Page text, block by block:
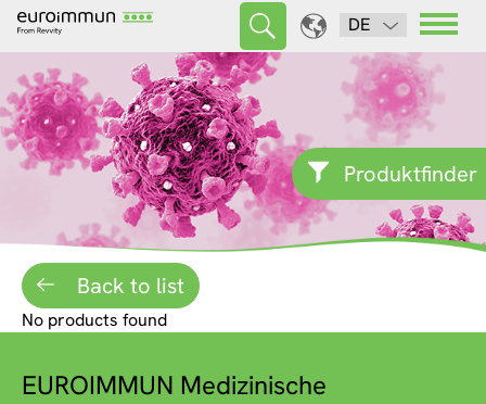
DE
Produktfinder
Back to list
No products found
EUROIMMUN Medizinische